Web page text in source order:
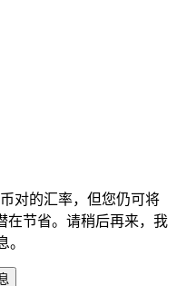
对的汇率，但您仍可将
在节省。请稍后再来，我